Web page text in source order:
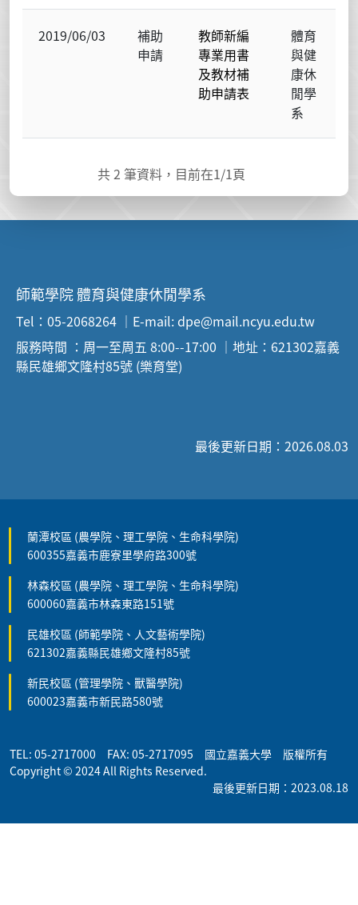
2019/06/03
補助
申請
教師新編
專業用書
及教材補
助申請表
體育
與健
康休
閒學
系
共2 筆資料，目前在1/1頁
師範學院 體育與健康休閒學系
Tel：05-2068264 ｜E-mail: dpe@mail.ncyu.edu.tw
服務時間 ：周一至周五 8:00--17:00 ｜地址：621302嘉義
縣民雄鄉文隆村85號 (樂育堂)
最後更新日期：2026.08.03
蘭潭校區 (農學院、理工學院、生命科學院)
600355嘉義市鹿寮里學府路300號
林森校區 (農學院、理工學院、生命科學院)
600060嘉義市林森東路151號
民雄校區 (師範學院、人文藝術學院)
621302嘉義縣民雄鄉文隆村85號
新民校區 (管理學院、獸醫學院)
600023嘉義市新民路580號
TEL: 05-2717000 FAX: 05-2717095 國立嘉義大學 版權所有
Copyright © 2024 All Rights Reserved.
最後更新日期：2023.08.18